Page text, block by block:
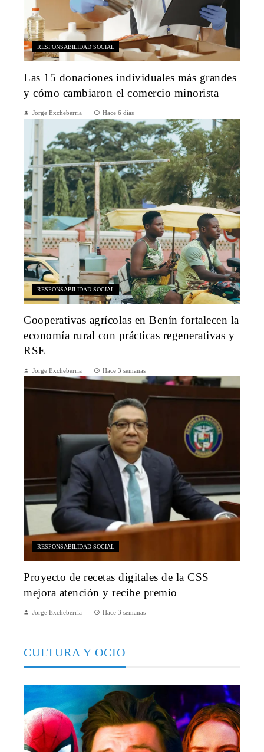
RESPONSABILIDAD SOCIAL
Las 15 donaciones individuales más grandes
y cómo cambiaron el comercio minorista
Jorge Excheberria Hace 6 días
RESPONSABILIDAD SOCIAL
Cooperativas agrícolas en Benín fortalecen la
economía rural con prácticas regenerativas y
RSE
Jorge Excheberria Hace 3 semanas
RESPONSABILIDAD SOCIAL
Proyecto de recetas digitales de la CSS
mejora atención y recibe premio
Jorge Excheberria Hace 3 semanas
CULTURA Y OCIO